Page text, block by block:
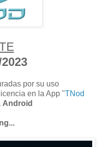
por su uso
en la App "TNod
Android